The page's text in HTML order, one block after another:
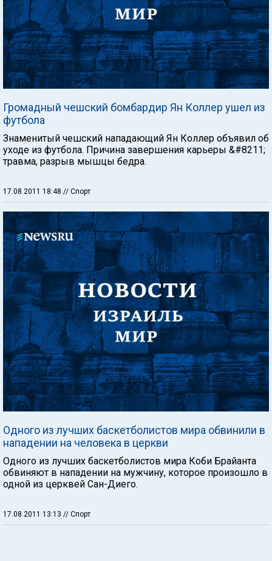
Громадный чешский бомбардир Ян Коллер ушел из
футбола
Знаменитый чешский нападающий Ян Коллер объявил об
уходе из футбола. Причина завершения карьеры &#8211;
травма, разрыв мышцы бедра.
17.08.2011 18:48 // Спорт
Одного из лучших баскетболистов мира обвинили в
нападении на человека в церкви
Одного из лучших баскетболистов мира Коби Брайанта
обвиняют в нападении на мужчину, которое произошло в
одной из церквей Сан-Диего.
17.08.2011 13:13 // Спорт